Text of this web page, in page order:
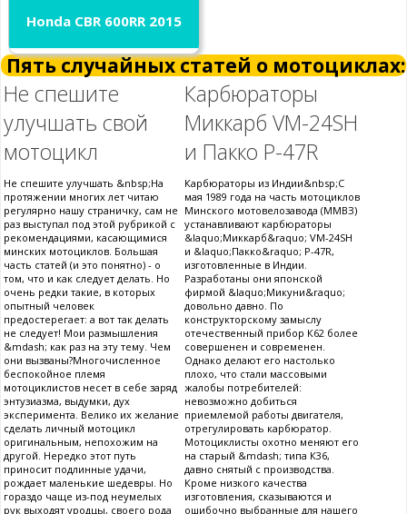
Honda CBR 600RR 2015
Пять случайных статей о мотоциклах:
Не спешите
улучшать свой
мотоцикл
Не спешите улучшать &nbsp;На
протяжении многих лет читаю
регулярно нашу страничку, сам не
раз выступал под этой рубрикой с
рекомендациями, касающимися
минских мотоциклов. Большая
часть статей (и это понятно) - о
том, что и как следует делать. Но
очень редки такие, в которых
опытный человек
предостерегает: а вот так делать
не следует! Мои размышления
&mdash; как раз на эту тему. Чем
они вызваны?Многочисленное
беспокойное племя
мотоциклистов несет в себе заряд
энтузиазма, выдумки, дух
эксперимента. Велико их желание
сделать личный мотоцикл
оригинальным, непохожим на
другой. Нередко этот путь
приносит подлинные удачи,
рождает маленькие шедевры. Но
гораздо чаще из-под неумелых
рук выходят уродцы, своего рода
Карбюраторы
Миккарб VM-24SH
и Пакко P-47R
Карбюраторы из Индии&nbsp;С
мая 1989 года на часть мотоциклов
Минского мотовелозавода (ММВЗ)
устанавливают карбюраторы
&laquo;Миккарб&raquo; VM-24SH
и &laquo;Пакко&raquo; P-47R,
изготовленные в Индии.
Разработаны они японской
фирмой &laquo;Микуни&raquo;
довольно давно. По
конструкторскому замыслу
отечественный прибор К62 более
совершенен и современен.
Однако делают его настолько
плохо, что стали массовыми
жалобы потребителей:
невозможно добиться
приемлемой работы двигателя,
отрегулировать карбюратор.
Мотоциклисты охотно меняют его
на старый &mdash; типа К36,
давно снятый с производства.
Кроме низкого качества
изготовления, сказываются и
ошибочно выбранные для нашего